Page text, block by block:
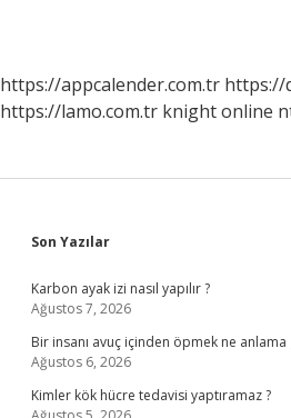
https://appcalender.com.tr https://
https://lamo.com.tr knight online
Sidebar
Son Yazılar
Karbon ayak izi nasıl yapılır ?
Ağustos 7, 2026
Bir insanı avuç içinden öpmek ne anlama
Ağustos 6, 2026
Kimler kök hücre tedavisi yaptıramaz ?